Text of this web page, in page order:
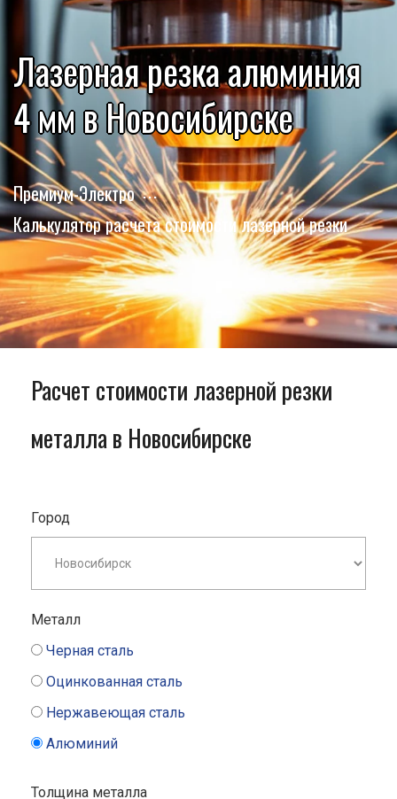
Лазерная резка алюминия
4 мм в Новосибирске
Премиум-Электро
Калькулятор расчета стоимости лазерной резки
Расчет стоимости лазерной резки
металла в Новосибирске
Город
Металл
Черная сталь
Оцинкованная сталь
Нержавеющая сталь
Алюминий
Толщина металла